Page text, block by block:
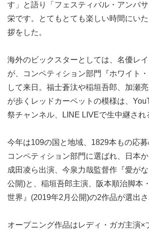
す」と語り「フェスティバル・アンバ
栄です。とてもとても楽しい時間にい
拶をした。
海外のビックスターとしては、名優レ
が、コンペティション部門『ホワイト
して来日。福士蒼汰や稲垣吾郎、加瀬
が歩くレッドカーペットの模様は、
祭チャンネル、LINE LIVEで生中継され
今年は109の国と地域、1829本もの応
コンペティション部門に選ばれ、日本か
成田凌ら出演、今泉力哉監督作『愛が
公開)と、稲垣吾郎主演、阪本順治脚本
世界』(2019年2月公開)の2作品が選出さ
オープニング作品はレディ・ガガ主演×